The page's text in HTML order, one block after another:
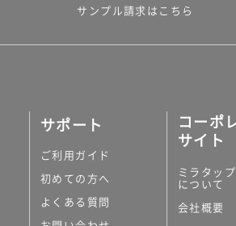
サンプル請求はこちら
サポート
ご利用ガイド
初めての方へ
よくある質問
コーポ
サイト
ミラタップ
について
会社概要